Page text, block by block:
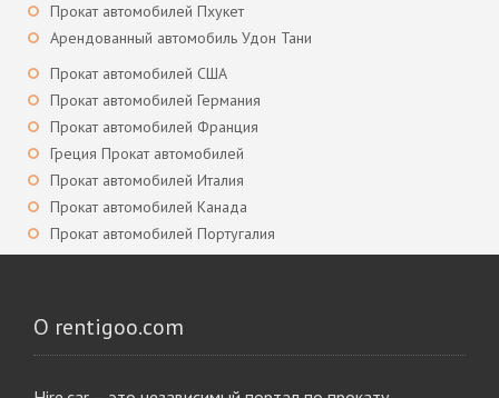
Прокат автомобилей Пхукет
Арендованный автомобиль Удон Тани
Прокат автомобилей США
Прокат автомобилей Германия
Прокат автомобилей Франция
Греция Прокат автомобилей
Прокат автомобилей Италия
Прокат автомобилей Канада
Прокат автомобилей Португалия
О rentigoo.com